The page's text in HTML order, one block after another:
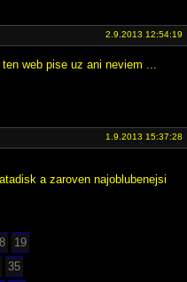
2.9.2013 12:54:19
web pise uz ani neviem ...
1.9.2013 15:37:28
a zaroven najoblubenejsi
19
35